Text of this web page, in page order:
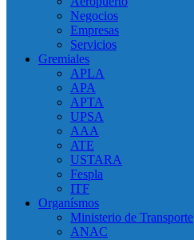
Negocios
Empresas
Servicios
Gremiales
APLA
APA
APTA
UPSA
AAA
ATE
USTARA
Fespla
ITF
Organísmos
Ministerio de Transporte
ANAC